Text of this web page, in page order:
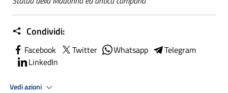
Condividi:
Facebook Twitter Whatsapp
Telegram
LinkedIn
Vedi azioni